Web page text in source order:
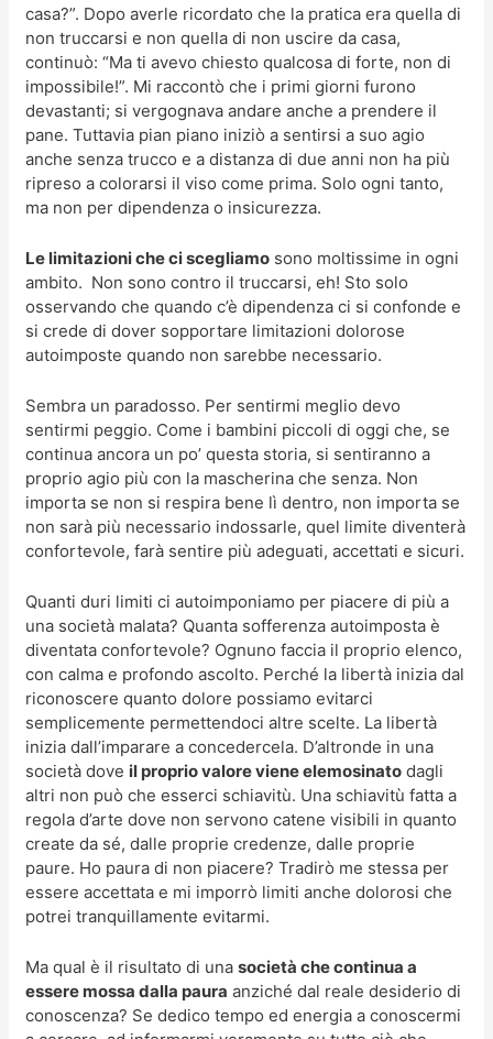
casa?”. Dopo averle ricordato che la pratica era quella di
non truccarsi e non quella di non uscire da casa,
continuò: “Ma ti avevo chiesto qualcosa di forte, non di
impossibile!”. Mi raccontò che i primi giorni furono
devastanti; si vergognava andare anche a prendere il
pane. Tuttavia pian piano iniziò a sentirsi a suo agio
anche senza trucco e a distanza di due anni non ha più
ripreso a colorarsi il viso come prima. Solo ogni tanto,
ma non per dipendenza o insicurezza.
Le limitazioni che ci scegliamo sono moltissime in ogni
ambito. Non sono contro il truccarsi, eh! Sto solo
osservando che quando c’è dipendenza ci si confonde e
si crede di dover sopportare limitazioni dolorose
autoimposte quando non sarebbe necessario.
Sembra un paradosso. Per sentirmi meglio devo
sentirmi peggio. Come i bambini piccoli di oggi che, se
continua ancora un po’ questa storia, si sentiranno a
proprio agio più con la mascherina che senza. Non
importa se non si respira bene lì dentro, non importa se
non sarà più necessario indossarle, quel limite diventerà
confortevole, farà sentire più adeguati, accettati e sicuri.
Quanti duri limiti ci autoimponiamo per piacere di più a
una società malata? Quanta sofferenza autoimposta è
diventata confortevole? Ognuno faccia il proprio elenco,
con calma e profondo ascolto. Perché la libertà inizia dal
riconoscere quanto dolore possiamo evitarci
semplicemente permettendoci altre scelte. La libertà
inizia dall’imparare a concedercela. D’altronde in una
società dove il proprio valore viene elemosinato dagli
altri non può che esserci schiavitù. Una schiavitù fatta a
regola d’arte dove non servono catene visibili in quanto
create da sé, dalle proprie credenze, dalle proprie
paure. Ho paura di non piacere? Tradirò me stessa per
essere accettata e mi imporrò limiti anche dolorosi che
potrei tranquillamente evitarmi.
Ma qual è il risultato di unasocietà che continua a
essere mossa dalla paura anziché dal reale desiderio di
conoscenza? Se dedico tempo ed energia a conoscermi